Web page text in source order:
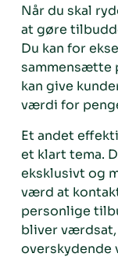
Når du skal
at gøre
Du kan for
sammensætte
kan give
værdi for
Et andet
et klart tema.
eksklusivt og
værd at
personlige
bliver
overskydende